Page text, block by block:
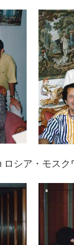
シア・モスク